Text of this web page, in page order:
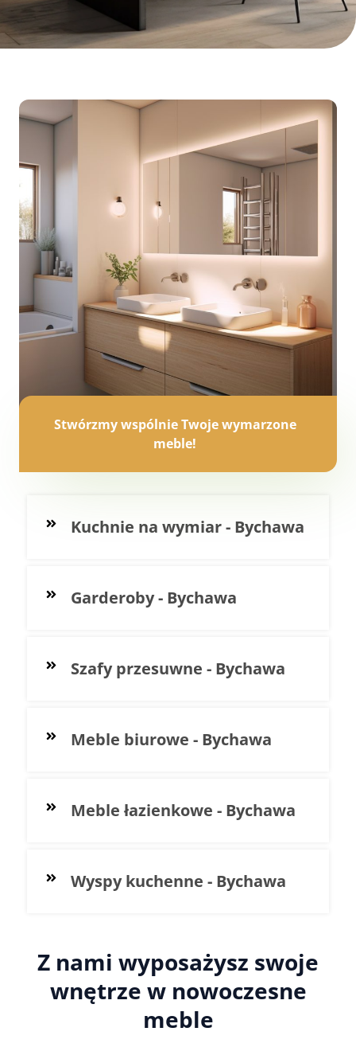
Stwórzmy wspólnie Twoje wymarzone
meble!
Kuchnie na wymiar - Bychawa
Garderoby - Bychawa
Szafy przesuwne - Bychawa
Meble biurowe - Bychawa
Meble łazienkowe - Bychawa
Wyspy kuchenne - Bychawa
Z nami wyposażysz swoje
wnętrze w nowoczesne
meble